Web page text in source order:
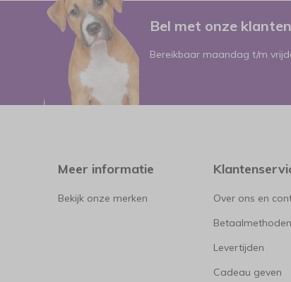
Bel met onze
Bereikbaar maandag t/m
Meer informatie
Bekijk onze merken
Over ons en
Betaalmethoden
Levertijden
Cadeau geven